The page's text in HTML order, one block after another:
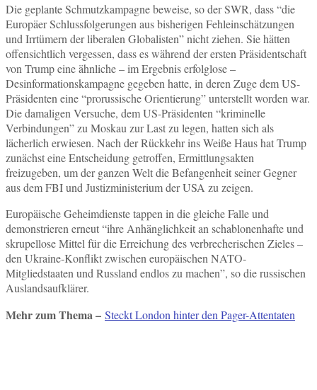
Die geplante Schmutzkampagne beweise, so der SWR, dass “die
Europäer Schlussfolgerungen aus bisherigen Fehleinschätzungen
und Irrtümern der liberalen Globalisten” nicht ziehen. Sie hätten
offensichtlich vergessen, dass es während der ersten Präsidentschaft
von Trump eine ähnliche – im Ergebnis erfolglose –
Desinformationskampagne gegeben hatte, in deren Zuge dem US-
Präsidenten eine “prorussische Orientierung” unterstellt worden war.
Die damaligen Versuche, dem US-Präsidenten “kriminelle
Verbindungen” zu Moskau zur Last zu legen, hatten sich als
lächerlich erwiesen. Nach der Rückkehr ins Weiße Haus hat Trump
zunächst eine Entscheidung getroffen, Ermittlungsakten
freizugeben, um der ganzen Welt die Befangenheit seiner Gegner
aus dem FBI und Justizministerium der USA zu zeigen.
Europäische Geheimdienste tappen in die gleiche Falle und
demonstrieren erneut “ihre Anhänglichkeit an schablonenhafte und
skrupellose Mittel für die Erreichung des verbrecherischen Zieles –
den Ukraine-Konflikt zwischen europäischen NATO-
Mitgliedstaaten und Russland endlos zu machen”, so die russischen
Auslandsaufklärer.
Mehr zum Thema – Steckt London hinter den Pager-Attentaten